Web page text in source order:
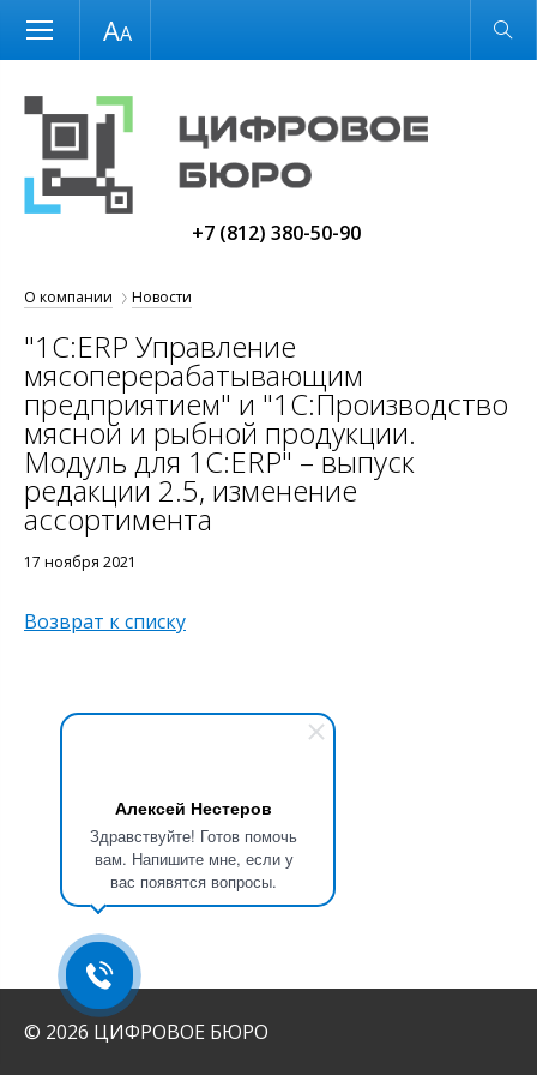
Алексей Нестеров
Здравствуйте! Готов помочь
вам. Напишите мне, если у
вас появятся вопросы.
Размер шрифта Обычная версия
+7 (812) 380-50-90
О компании Новости
"1С:ERP Управление
мясоперерабатывающим
предприятием" и "1С:Производство
мясной и рыбной продукции.
Модуль для 1С:ERP" – выпуск
редакции 2.5, изменение
ассортимента
17 ноября 2021
Возврат к списку
© 2026 ЦИФРОВОЕ БЮРО